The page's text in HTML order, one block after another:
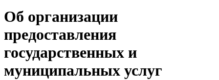
Об организации
предоставления
государственных и
муниципальных услуг